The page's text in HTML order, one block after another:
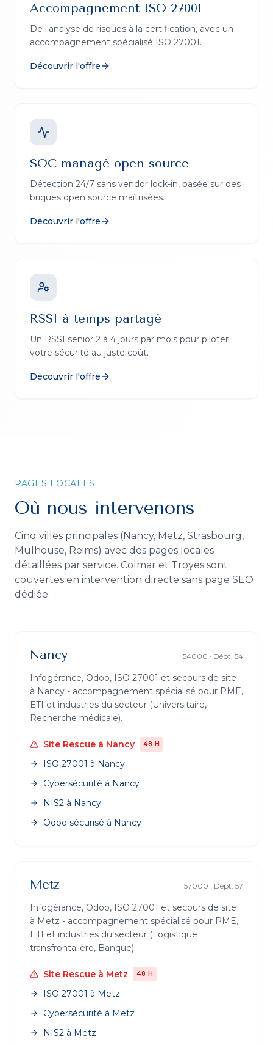
Accompagnement ISO 27001
De l'analyse de risques à la certification, avec un
accompagnement spécialisé ISO 27001.
Découvrir l'offre
SOC managé open source
Détection 24/7 sans vendor lock-in, basée sur des
briques open source maîtrisées.
Découvrir l'offre
RSSI à temps partagé
Un RSSI senior 2 à 4 jours par mois pour piloter
votre sécurité au juste coût.
Découvrir l'offre
PAGES LOCALES
Où nous intervenons
Cinq villes principales (Nancy, Metz, Strasbourg,
Mulhouse, Reims) avec des pages locales
détaillées par service. Colmar et Troyes sont
couvertes en intervention directe sans page SEO
dédiée.
Nancy 54000 · Dépt. 54
Infogérance, Odoo, ISO 27001 et secours de site
à Nancy - accompagnement spécialisé pour PME,
ETI et industries du secteur (Universitaire,
Recherche médicale).
Site Rescue à Nancy 48 H
ISO 27001 à Nancy
Cybersécurité à Nancy
NIS2 à Nancy
Odoo sécurisé à Nancy
Metz 57000 · Dépt. 57
Infogérance, Odoo, ISO 27001 et secours de site
à Metz - accompagnement spécialisé pour PME,
ETI et industries du secteur (Logistique
transfrontalière, Banque).
Site Rescue à Metz 48 H
ISO 27001 à Metz
Cybersécurité à Metz
NIS2 à Metz